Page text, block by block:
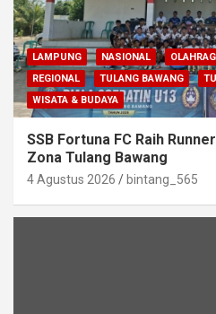
LAMPUNG NASIONAL
REGIONAL
TULANG BAWANG
WISATA & BUDAYA
SSB Fortuna FC Raih
Zona Tulang Bawang
4 Agustus 2026 bintang_565